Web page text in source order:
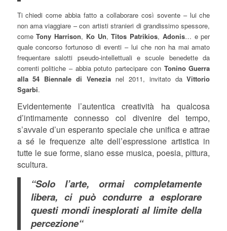
Ti chiedi come abbia fatto a collaborare così sovente – lui che
non ama viaggiare – con artisti stranieri di grandissimo spessore,
comeTony Harrison, Ko Un,Titos Patrikios, Adonis… e per
quale concorso fortunoso di eventi – lui che non ha mai amato
frequentare salotti pseudo-intellettuali e scuole benedette da
correnti politiche – abbia potuto partecipare con Tonino Guerra
alla 54 Biennale di Venezia nel 2011, invitato daVittorio
Sgarbi.
Evidentemente l’autentica creatività ha qualcosa
d’intimamente connesso col divenire del tempo,
s’avvale d’un esperanto speciale che unifica e attrae
a sé le frequenze alte dell’espressione artistica in
tutte le sue forme, siano esse musica, poesia, pittura,
scultura.
“Solo l’arte, ormai completamente
libera, ci può condurre a esplorare
questi mondi inesplorati al limite della
percezione“